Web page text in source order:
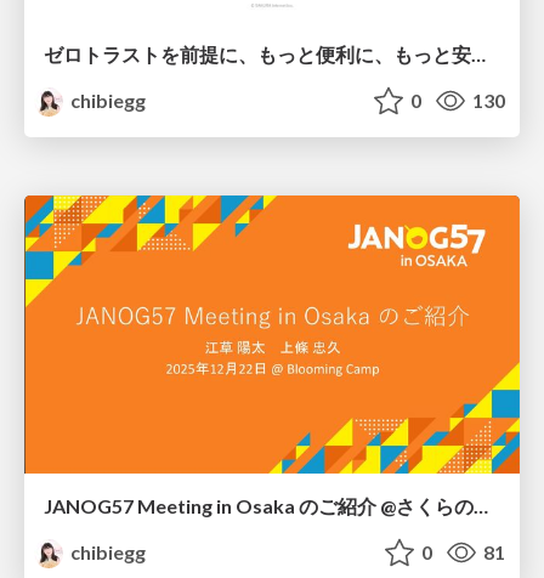
chibiegg
0 130
JANOG57 Meeting in Osaka のご紹介 @さくらの聖夜 2025 / Introduction to JANOG57 Meeting in Osaka
chibiegg
0 81